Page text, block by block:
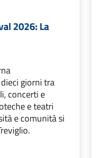
2026: La
giorni tra
concerti e
e teatri
e comunità si